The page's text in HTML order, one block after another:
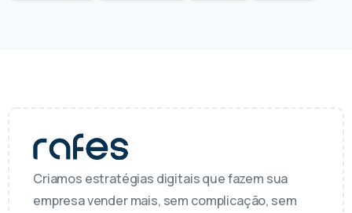
Criamos estratégias digitais que fazem sua
empresa vender mais, sem complicação, sem